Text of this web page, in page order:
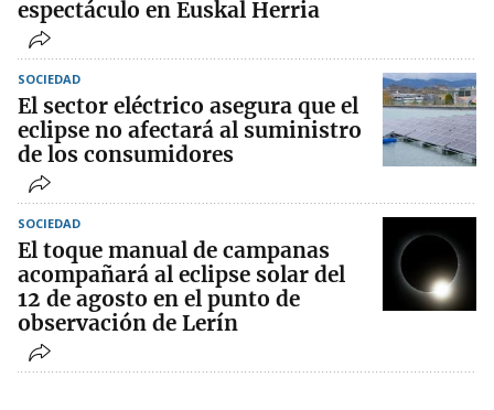
espectáculo en Euskal Herria
SOCIEDAD
El sector eléctrico asegura que el
eclipse no afectará al suministro
de los consumidores
SOCIEDAD
El toque manual de campanas
acompañará al eclipse solar del
12 de agosto en el punto de
observación de Lerín